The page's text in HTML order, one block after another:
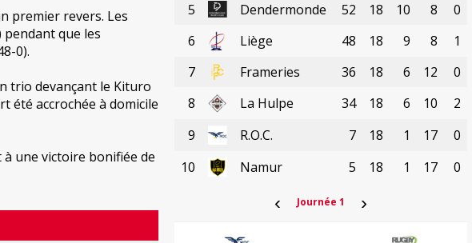
premier revers. Les
pendant que les
0).
trio devançant le Kituro
été accrochée à domicile
à une victoire bonifiée de
5
Dendermonde 52 18 10 8
0
6
Liège 48 18 9 8
1
7
Frameries 36 18 6 12
0
8
La Hulpe 34 18 6 10
2
9
R.O.C. 7 18 1 17
0
10
Namur 5 18 1 17 0
‹ Journée 1 ›